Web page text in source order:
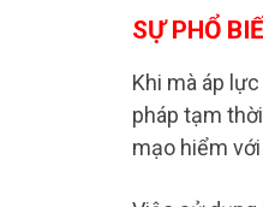
SỰ PHỔ
Khi mà áp
pháp tạm
mạo hiểm